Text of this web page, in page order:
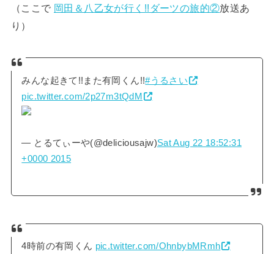
（ここで 岡田＆八乙女が行く!!ダーツの旅的②放送あ
り）
みんな起きて!!また有岡くん!!#うるさい
pic.twitter.com/2p27m3tQdM
— とるてぃーや(@deliciousajw)Sat Aug 22 18:52:31
+0000 2015
4時前の有岡くん pic.twitter.com/OhnbybMRmh